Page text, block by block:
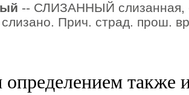
-- СЛИЗАННЫЙ слизанная,
Прич. страд. прош.
также